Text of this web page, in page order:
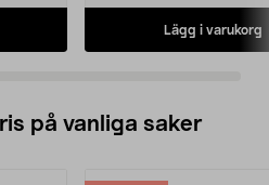
Lägg i varukorg
på vanliga saker